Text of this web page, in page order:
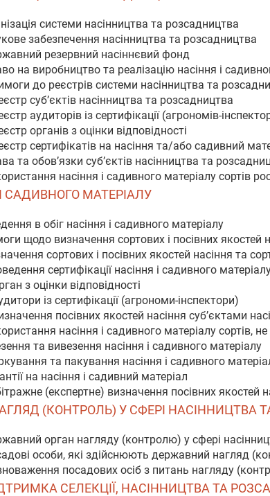
системи насінництва та розсадництва
забезпечення насінництва та розсадництва
резервний насіннєвий фонд
на виробництво та реалізацію насіння і
до реєстрів системи насінництва та
суб’єктів насінництва та розсадництва
аудиторів із сертифікації (агрономів-
органів з оцінки відповідності
сертифікатів на насіння та/або садивний
та обов’язки суб’єктів насінництва та
насіння і садивного матеріалу сортів
І САДИВНОГО МАТЕРІАЛУ
в обіг насіння і садивного матеріалу
щодо визначення сортових і посівних якостей
сортових і посівних якостей насіння та
сертифікації насіння і садивного
з оцінки відповідності
із сертифікації (агрономи-інспектори)
посівних якостей насіння суб’єктами
насіння і садивного матеріалу сортів,
та вивезення насіння і садивного матеріалу
та пакування насіння і садивного
на насіння і садивний матеріал
(експертне) визначення посівних якостей
(КОНТРОЛЬ) У СФЕРІ НАСІННИЦТВА
орган нагляду (контролю) у сфері
особи, які здійснюють державний нагляд
посадових осіб з питань нагляду
СЕЛЕКЦІЇ, НАСІННИЦТВА ТА